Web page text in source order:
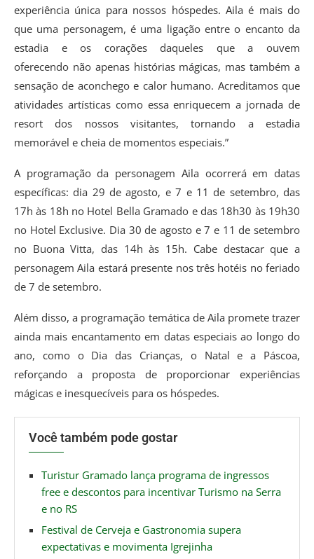
experiência única para nossos hóspedes. Aila é mais do
que uma personagem, é uma ligação entre o encanto da
estadia e os corações daqueles que a ouvem
oferecendo não apenas histórias mágicas, mas também a
sensação de aconchego e calor humano. Acreditamos que
atividades artísticas como essa enriquecem a jornada de
resort dos nossos visitantes, tornando a estadia
memorável e cheia de momentos especiais.”
A programação da personagem Aila ocorrerá em datas
específicas: dia 29 de agosto, e 7 e 11 de setembro, das
17h às 18h no Hotel Bella Gramado e das 18h30 às 19h30
no Hotel Exclusive. Dia 30 de agosto e 7 e 11 de setembro
no Buona Vitta, das 14h às 15h. Cabe destacar que a
personagem Aila estará presente nos três hotéis no feriado
de 7 de setembro.
Além disso, a programação temática de Aila promete trazer
ainda mais encantamento em datas especiais ao longo do
ano, como o Dia das Crianças, o Natal e a Páscoa,
reforçando a proposta de proporcionar experiências
mágicas e inesquecíveis para os hóspedes.
Você também pode gostar
Turistur Gramado lança programa de ingressos
free e descontos para incentivar Turismo na Serra
e no RS
Festival de Cerveja e Gastronomia supera
expectativas e movimenta Igrejinha